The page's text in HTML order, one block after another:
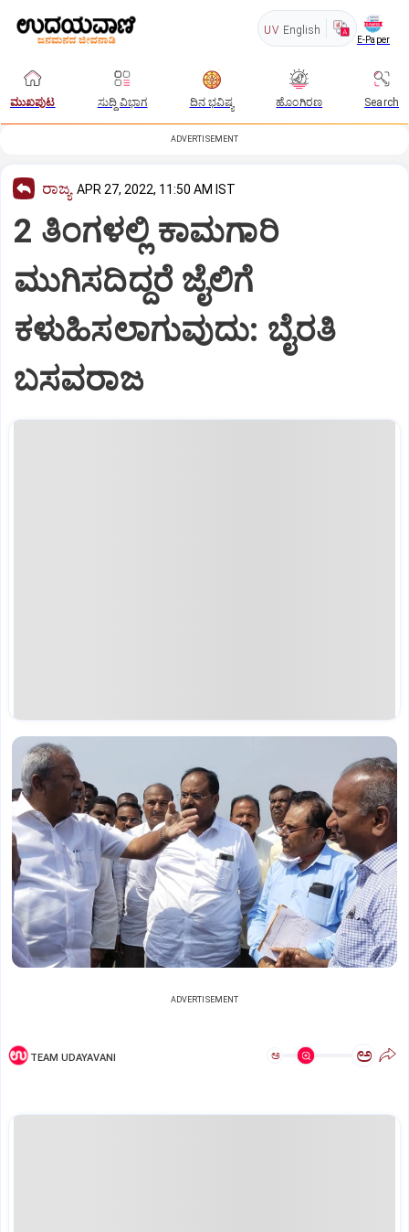
UV English
E-Paper
ಮುಖಪುಟ ಸುದ್ದಿ ವಿಭಾಗ ದಿನ ಭವಿಷ್ಯ ಹೊಂಗಿರಣ Search
ADVERTISEMENT
ರಾಜ್ಯ APR 27, 2022, 11:50 AM IST
2 ತಿಂಗಳಲ್ಲಿ ಕಾಮಗಾರಿ
ಮುಗಿಸದಿದ್ದರೆ ಜೈಲಿಗೆ
ಕಳುಹಿಸಲಾಗುವುದು: ಬೈರತಿ
ಬಸವರಾಜ
ADVERTISEMENT
TEAM UDAYAVANI ಅ ಅ